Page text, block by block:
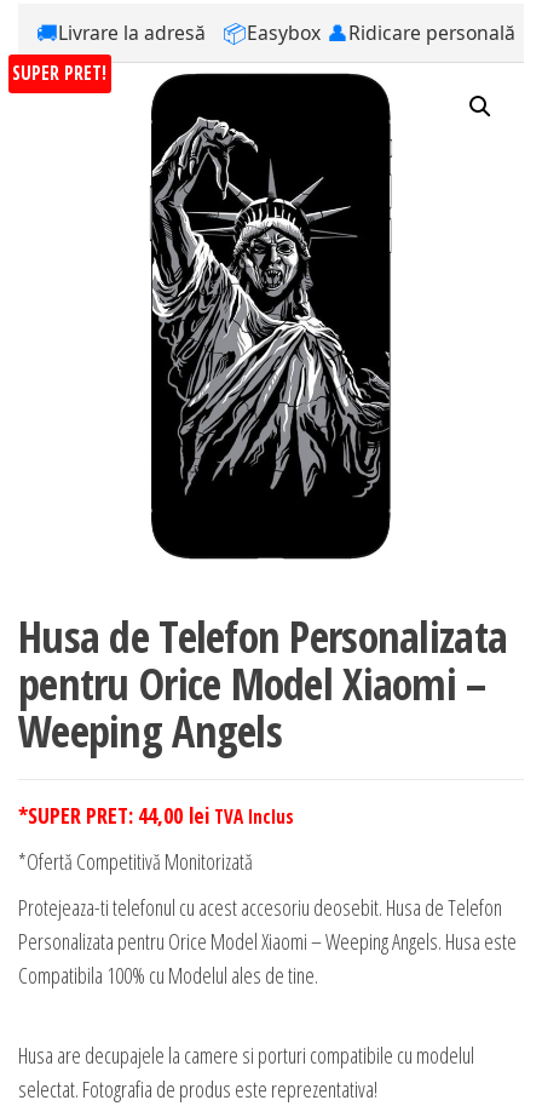
🚚Livrare la adresă 📦Easybox 👤Ridicare personală
SUPER PRET!
Husa de Telefon Personalizata
pentru Orice Model Xiaomi –
Weeping Angels
*SUPER PRET: 44,00 lei TVA Inclus
*Ofertă Competitivă Monitorizată
Protejeaza-ti telefonul cu acest accesoriu deosebit. Husa de Telefon
Personalizata pentru Orice Model Xiaomi – Weeping Angels. Husa este
Compatibila 100% cu Modelul ales de tine.
Husa are decupajele la camere si porturi compatibile cu modelul
selectat. Fotografia de produs este reprezentativa!